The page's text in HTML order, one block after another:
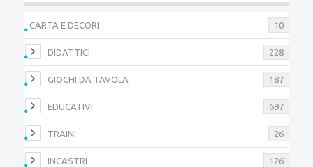
CARTA E DECORI 10
DIDATTICI 228
GIOCHI DA TAVOLA 187
EDUCATIVI 697
TRAINI 26
INCASTRI 126